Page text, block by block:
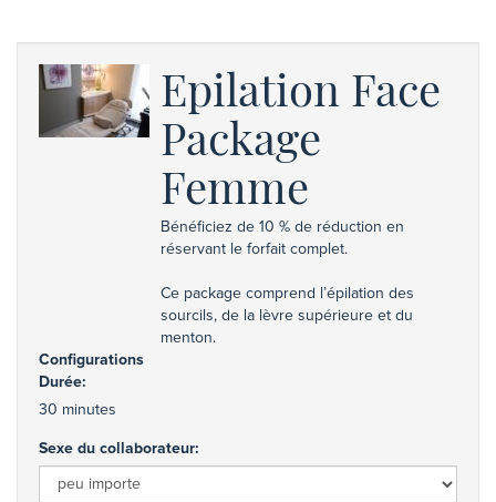
Epilation Face
Package
Femme
Bénéficiez de 10 % de réduction en
réservant le forfait complet.
Ce package comprend l’épilation des
sourcils, de la lèvre supérieure et du
menton.
Configurations
Durée:
30 minutes
Sexe du collaborateur: